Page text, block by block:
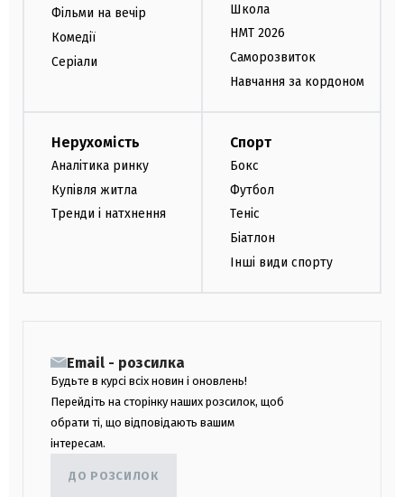
Фільми на вечір
Комедії
Серіали
Школа
НМТ 2026
Саморозвиток
Навчання за кордоном
Нерухомість
Аналітика ринку
Купівля житла
Тренди і натхнення
Спорт
Бокс
Футбол
Теніс
Біатлон
Інші види спорту
Email - розсилка
Будьте в курсі всіх новин і оновлень!
Перейдіть на сторінку наших розсилок, щоб
обрати ті, що відповідають вашим
інтересам.
ДО РОЗСИЛОК